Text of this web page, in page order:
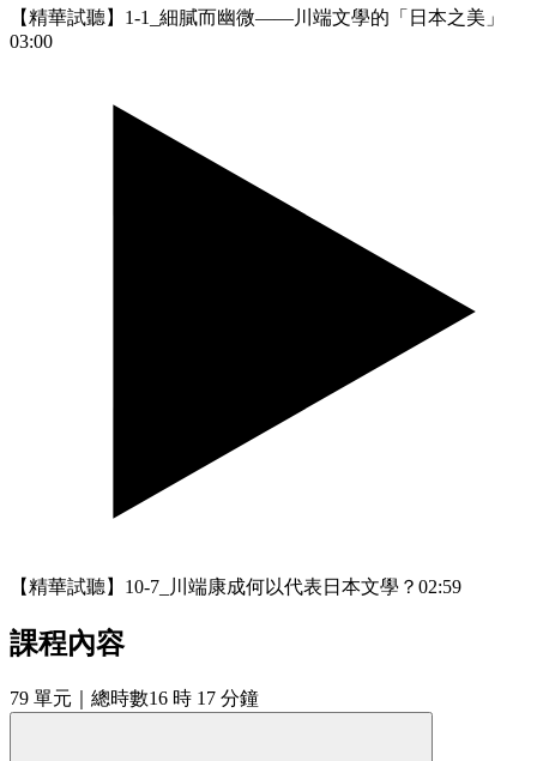
【精華試聽】1-1_細膩而幽微——川端文學的「日本之美」
03:00
【精華試聽】10-7_川端康成何以代表日本文學？ 02:59
課程內容
79 單元 ｜總時數16 時 17 分鐘